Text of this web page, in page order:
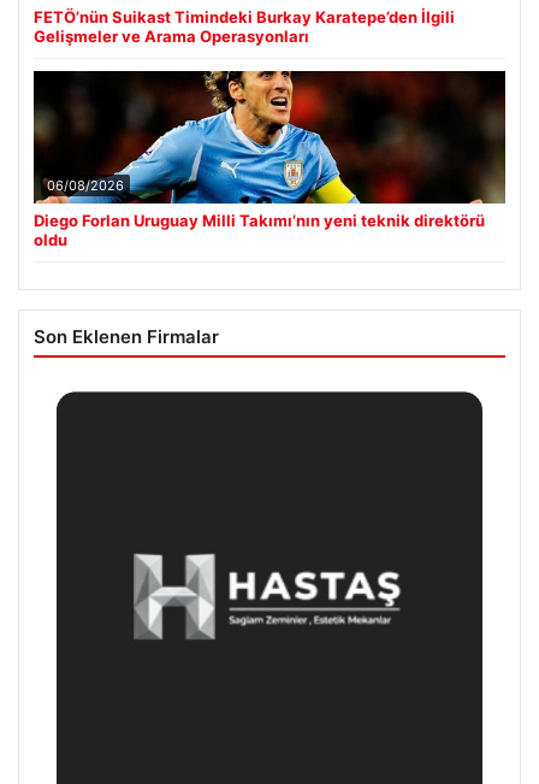
FETÖ’nün Suikast Timindeki Burkay Karatepe’den İlgili
Gelişmeler ve Arama Operasyonları
06/08/2026
Diego Forlan Uruguay Milli Takımı’nın yeni teknik direktörü
oldu
Son Eklenen Firmalar